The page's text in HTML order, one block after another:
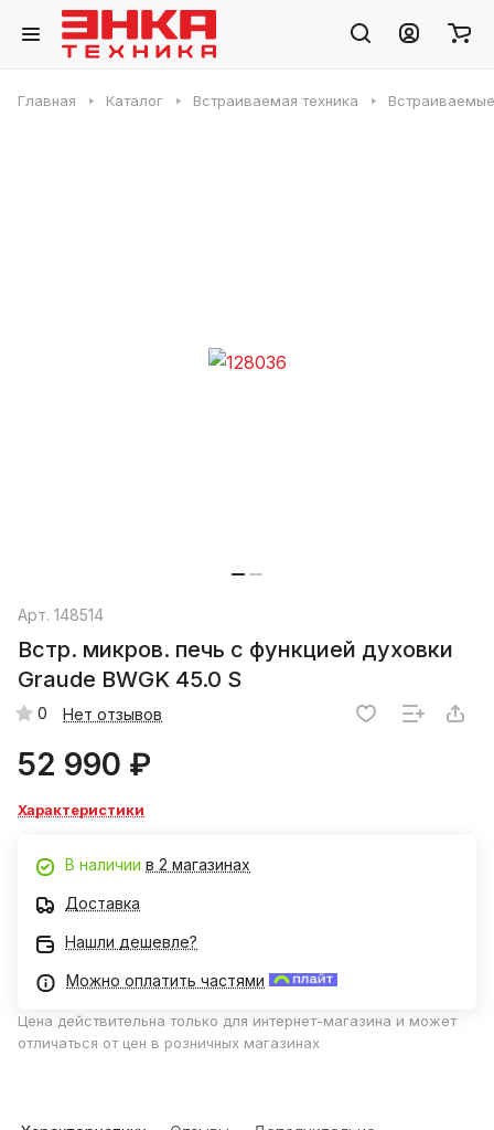
Главная Каталог Встраиваемая техника
Арт. 148514
Встр. микров. печь с функцией духовки
Graude BWGK 45.0 S
0 Нет отзывов
52 990 ₽
Характеристики
В наличии в 2 магазинах
Доставка
Нашли дешевле?
Можно оплатить частями
Цена действительна только для интернет-магазина и может
отличаться от цен в розничных магазинах